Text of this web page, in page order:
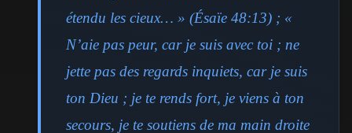
étendu les cieux… » (Ésaïe 48:13) ; «
N’aie pas peur, car je suis avec toi ; ne
jette pas des regards inquiets, car je suis
ton Dieu ; je te rends fort, je viens à ton
secours, je te soutiens de ma main droite